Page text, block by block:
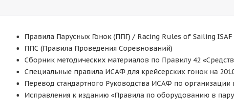
Правила Парусных Гонок (ППГ) / Racing Rules of Sailing ISAF
ППС (Правила Проведения Соревнований)
Сборник методических материалов по Правилу 42
Специальные правила ИСАФ для крейсерских гонок на
Перевод стандартного Руководства ИСАФ по
Исправления к изданию «Правила по оборудованию в